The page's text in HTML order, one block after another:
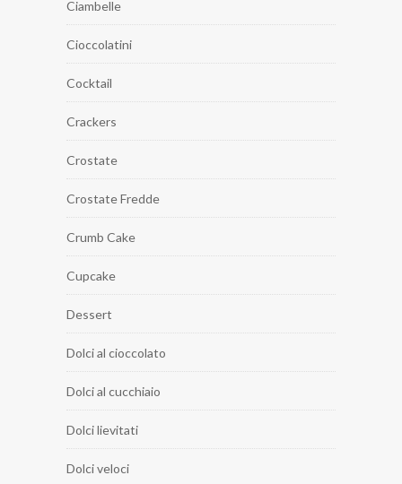
Ciambelle
Cioccolatini
Cocktail
Crackers
Crostate
Crostate Fredde
Crumb Cake
Cupcake
Dessert
Dolci al cioccolato
Dolci al cucchiaio
Dolci lievitati
Dolci veloci